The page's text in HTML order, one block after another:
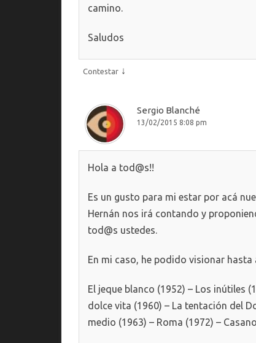
camino.
Saludos
Contestar ↓
Sergio Blanché
13/02/2015 8:08 pm
Hola a tod@s!!
Es un gusto para mi estar por acá
Hernán nos irá contando y
tod@s ustedes.
En mi caso, he podido visionar hasta
El jeque blanco (1952) – Los inútiles
dolce vita (1960) – La tentación del
medio (1963) – Roma (1972) –